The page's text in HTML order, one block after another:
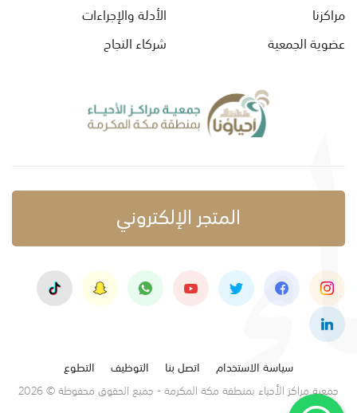
مراكزنا
عضوية الجمعية
الأدلة والإجراءات
شركاء النجاح
المتجر الإلكتروني
سياسة الاستخدام اتصل بنا التوظيف
التطوع
جمعية مراكز الأحياء بمنطقة مكة المكرمة - جميع الحقوق محفوظة © 2026